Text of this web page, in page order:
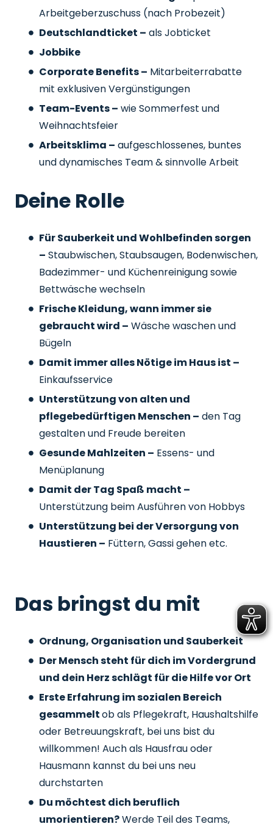
Arbeitgeberzuschuss (nach Probezeit)
Deutschlandticket – als Jobticket
Jobbike
Corporate Benefits – Mitarbeiterrabatte
mit exklusiven Vergünstigungen
Team-Events – wie Sommerfest und
Weihnachtsfeier
Arbeitsklima – aufgeschlossenes, buntes
und dynamisches Team & sinnvolle Arbeit
Deine Rolle
Für Sauberkeit und Wohlbefinden sorgen
– Staubwischen, Staubsaugen, Bodenwischen,
Badezimmer- und Küchenreinigung sowie
Bettwäsche wechseln
Frische Kleidung, wann immer sie
gebraucht wird – Wäsche waschen und
Bügeln
Damit immer alles Nötige im Haus ist –
Einkaufsservice
Unterstützung von alten und
pflegebedürftigen Menschen – den Tag
gestalten und Freude bereiten
Gesunde Mahlzeiten – Essens- und
Menüplanung
Damit der Tag Spaß macht –
Unterstützung beim Ausführen von Hobbys
Unterstützung bei der Versorgung von
Haustieren – Füttern, Gassi gehen etc.
Das bringst du mit
Ordnung, Organisation und Sauberkeit
Der Mensch steht für dich im Vordergrund
und dein Herz schlägt für die Hilfe vor Ort
Erste Erfahrung im sozialen Bereich
gesammeltob als Pflegekraft, Haushaltshilfe
oder Betreuungskraft, bei uns bist du
willkommen! Auch als Hausfrau oder
Hausmann kannst du bei uns neu
durchstarten
Du möchtest dich beruflich
umorientieren?Werde Teil des Teams,